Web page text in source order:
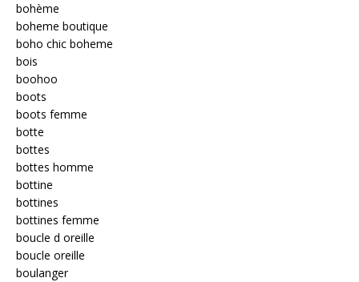
bohème
boheme boutique
boho chic boheme
bois
boohoo
boots
boots femme
botte
bottes
bottes homme
bottine
bottines
bottines femme
boucle d oreille
boucle oreille
boulanger